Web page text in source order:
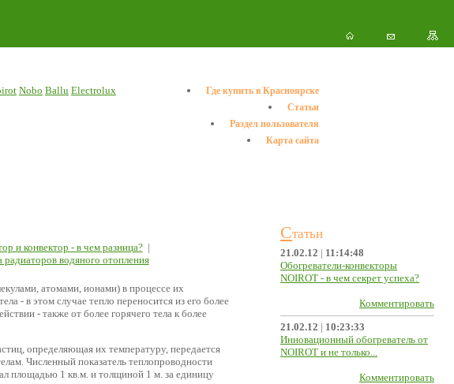
Nobo Ballu Electrolux
Где купить в Красноярске
Статьи
Раздел пользователя
Карта сайта
и конвектор - в чем разница?|
радиаторов водяного отопления
атомами, ионами) в процессе их
- в этом случае тепло переносится из его более
- также от более горячего тела к более
определяющая их температуру, передается
Численный показатель теплопроводности
площадью 1 кв.м. и толщиной 1 м. за единицу
Статьи
21.02.12 | 11:14:48
Обогреватели-конвекторы
NOIROT - в чем секрет успеха?
Комментировать
21.02.12 | 10:23:33
Инновационный обогреватель от
NOIROT и не только...
Комментировать